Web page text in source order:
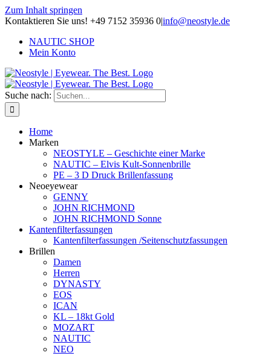
Zum Inhalt springen
Kontaktieren Sie uns! +49 7152 35936 0|info@neostyle.de
NAUTIC SHOP
Mein Konto
Suche nach:
Home
Marken
NEOSTYLE – Geschichte einer Marke
NAUTIC – Elvis Kult-Sonnenbrille
PE – 3 D Druck Brillenfassung
Neoeyewear
GENNY
JOHN RICHMOND
JOHN RICHMOND Sonne
Kantenfilterfassungen
Kantenfilterfassungen /Seitenschutzfassungen
Brillen
Damen
Herren
DYNASTY
EOS
ICAN
KL – 18kt Gold
MOZART
NAUTIC
NEO